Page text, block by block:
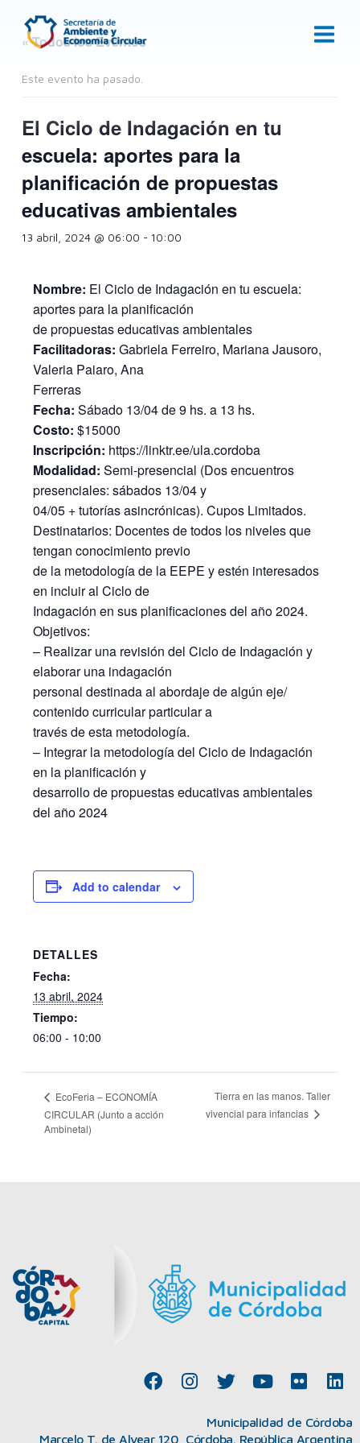
contenido
« Todos los Eventos
Este evento ha pasado.
El Ciclo de Indagación en tu
escuela: aportes para la
planificación de propuestas
educativas ambientales
13 abril, 2024 @ 06:00 - 10:00
Nombre: El Ciclo de Indagación en tu escuela:
aportes para la planificación
de propuestas educativas ambientales
Facilitadoras: Gabriela Ferreiro, Mariana Jausoro,
Valeria Paiaro, Ana
Ferreras
Fecha: Sábado 13/04 de 9 hs. a 13 hs.
Costo: $15000
Inscripción: https://linktr.ee/ula.cordoba
Modalidad: Semi-presencial (Dos encuentros
presenciales: sábados 13/04 y
04/05 + tutorías asincrónicas). Cupos Limitados.
Destinatarios: Docentes de todos los niveles que
tengan conocimiento previo
de la metodología de la EEPE y estén interesados
en incluir al Ciclo de
Indagación en sus planificaciones del año 2024.
Objetivos:
– Realizar una revisión del Ciclo de Indagación y
elaborar una indagación
personal destinada al abordaje de algún eje/
contenido curricular particular a
través de esta metodología.
– Integrar la metodología del Ciclo de Indagación
en la planificación y
desarrollo de propuestas educativas ambientales
del año 2024
Add to calendar
DETALLES
Fecha:
13 abril, 2024
Tiempo:
06:00 - 10:00
EcoFeria – ECONOMÍA
CIRCULAR (Junto a acción
Ambinetal)
Tierra en las manos. Taller
vivencial para infancias
F
a
I
n
T
w
t
Y
o
t
F
l
c
L
i
k
Municipalidad de Córdoba
Marcelo T. de Alvear 120, Córdoba. República Argentina